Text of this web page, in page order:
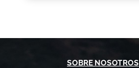
SOBRE NOSOTROS